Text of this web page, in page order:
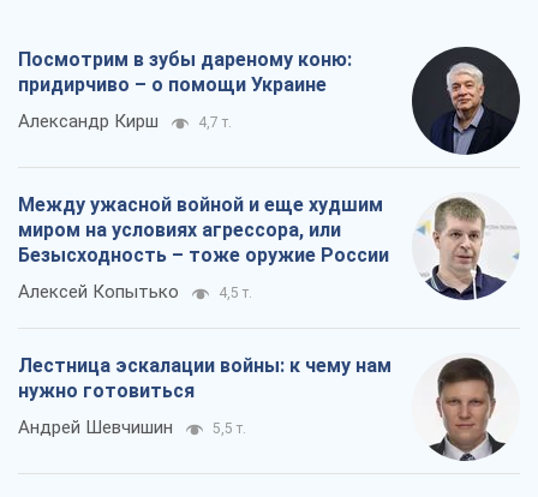
Посмотрим в зубы дареному коню:
придирчиво – о помощи Украине
Александр Кирш 4,7 т.
Между ужасной войной и еще худшим
миром на условиях агрессора, или
Безысходность – тоже оружие России
Алексей Копытько 4,5 т.
Лестница эскалации войны: к чему нам
нужно готовиться
Андрей Шевчишин 5,5 т.